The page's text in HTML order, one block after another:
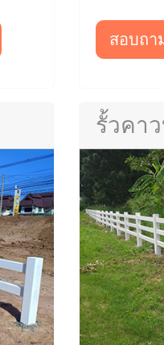
สอบถา
รั้วคา